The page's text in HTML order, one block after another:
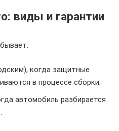
виды и гарантии
когда защитные
в процессе сборки;
автомобиль разбирается